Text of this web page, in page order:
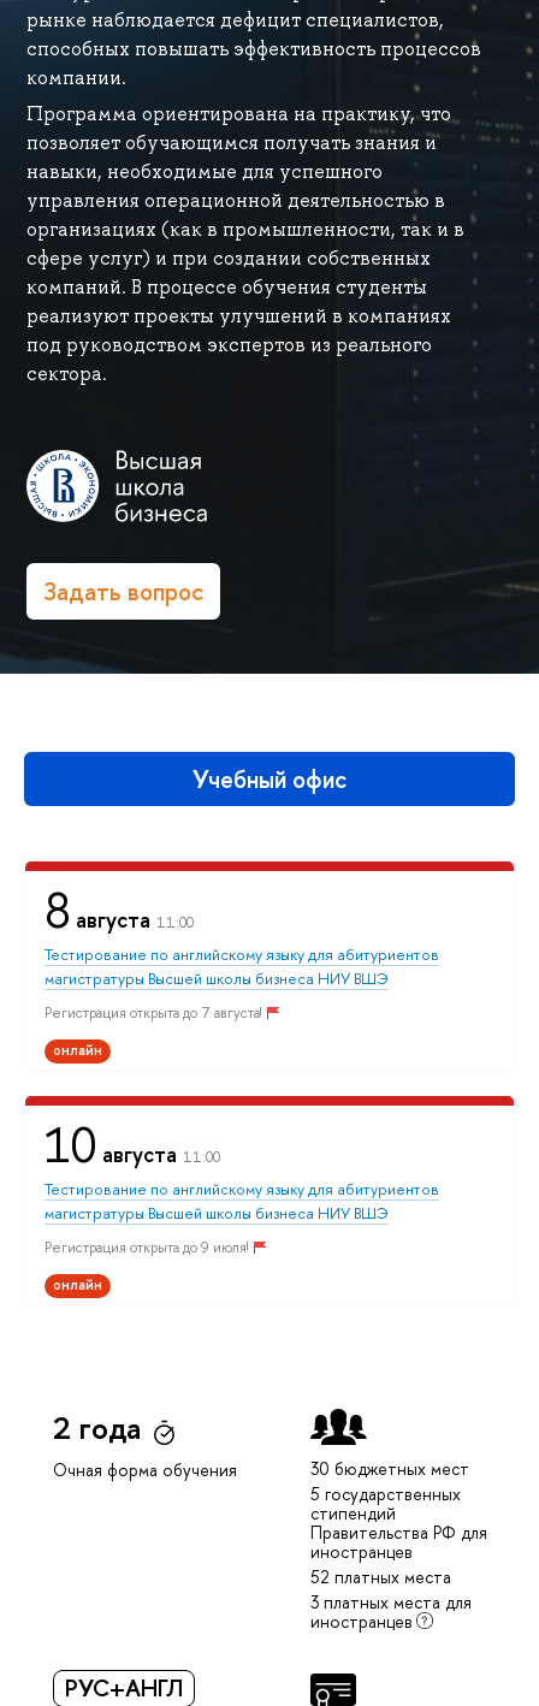
рынке наблюдается дефицит специалистов,
способных повышать эффективность процессов
компании.
Программа ориентирована на практику, что
позволяет обучающимся получать знания и
навыки, необходимые для успешного
управления операционной деятельностью в
организациях (как в промышленности, так и в
сфере услуг) и при создании собственных
компаний. В процессе обучения студенты
реализуют проекты улучшений в компаниях
под руководством экспертов из реального
сектора.
Задать вопрос
Учебный офис
8 августа 11:00
Тестирование по английскому языку для абитуриентов
магистратуры Высшей школы бизнеса НИУ ВШЭ
Регистрация открыта до 7 августа!
онлайн
10 августа 11:00
Тестирование по английскому языку для абитуриентов
магистратуры Высшей школы бизнеса НИУ ВШЭ
Регистрация открыта до 9 июля!
онлайн
2 года
Очная форма обучения
30 бюджетных мест
5 государственных
стипендий
Правительства РФ для
иностранцев
52 платных места
3 платных места для
иностранцев
РУС+АНГЛ